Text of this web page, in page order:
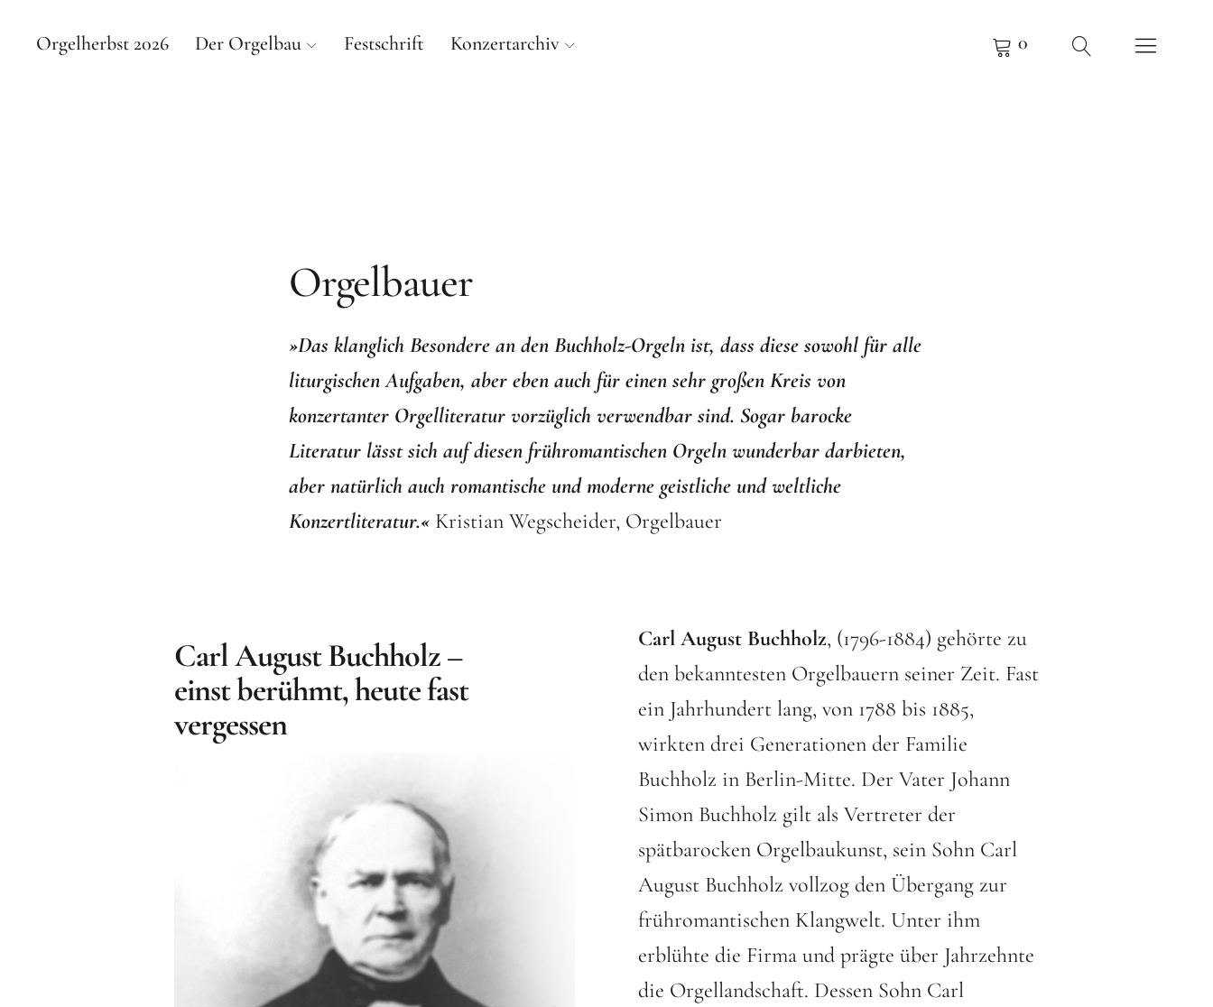
Orgelherbst 2026 Der Orgelbau Festschrift Konzertarchiv 0
Orgelbauer
»Das klanglich Besondere an den Buchholz-Orgeln ist, dass diese sowohl für alle
liturgischen Aufgaben, aber eben auch für einen sehr großen Kreis von
konzertanter Orgelliteratur vorzüglich verwendbar sind. Sogar barocke
Literatur lässt sich auf diesen frühromantischen Orgeln wunderbar darbieten,
aber natürlich auch romantische und moderne geistliche und weltliche
Konzertliteratur.« Kristian Wegscheider, Orgelbauer
Carl August Buchholz –
einst berühmt, heute fast
vergessen
Carl August Buchholz, (1796-1884) gehörte zu
den bekanntesten Orgelbauern seiner Zeit. Fast
ein Jahrhundert lang, von 1788 bis 1885,
wirkten drei Generationen der Familie
Buchholz in Berlin-Mitte. Der Vater Johann
Simon Buchholz gilt als Vertreter der
spätbarocken Orgelbaukunst, sein Sohn Carl
August Buchholz vollzog den Übergang zur
frühromantischen Klangwelt. Unter ihm
erblühte die Firma und prägte über Jahrzehnte
die Orgellandschaft. Dessen Sohn Carl